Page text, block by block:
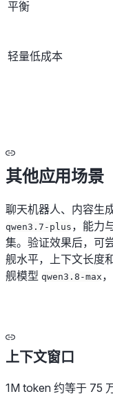
平衡
轻量低成本
其他应用场景
聊天机器人、内容
qwen3.7-plus ，能力
集。验证效果后，可
舰水平，上下文长度
舰模型 qwen3.8-max
上下文窗口
1M token 约等于 75